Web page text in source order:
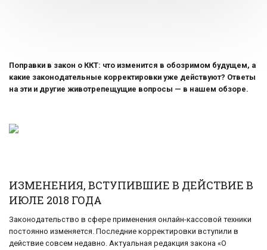
Поправки в закон о ККТ: что изменится в обозримом будущем, а
какие законодательные корректировки уже действуют? Ответы
на эти и другие животрепещущие вопросы — в нашем обзоре.
ИЗМЕНЕНИЯ, ВСТУПИВШИЕ В ДЕЙСТВИЕ В
ИЮЛЕ 2018 ГОДА
Законодательство в сфере применения онлайн-кассовой техники
постоянно изменяется. Последние корректировки вступили в
действие совсем недавно. Актуальная редакция закона «О